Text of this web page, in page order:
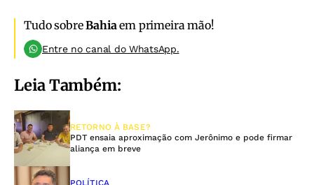
Tudo sobreBahia em primeira mão!
Entre no canal do WhatsApp.
Leia Também:
RETORNO À BASE?
PDT ensaia aproximação com Jerônimo e pode firmar
aliança em breve
POLÍTICA